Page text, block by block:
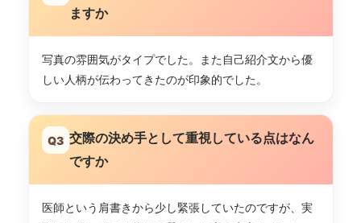
ますか
写真の雰囲気がタイプでした。また自己紹介文から優
しい人柄が伝わってきたのが印象的でした。
Q3 交際の決め手として重視している点はなん
ですか
医師という肩書きから少し緊張していたのですが、実